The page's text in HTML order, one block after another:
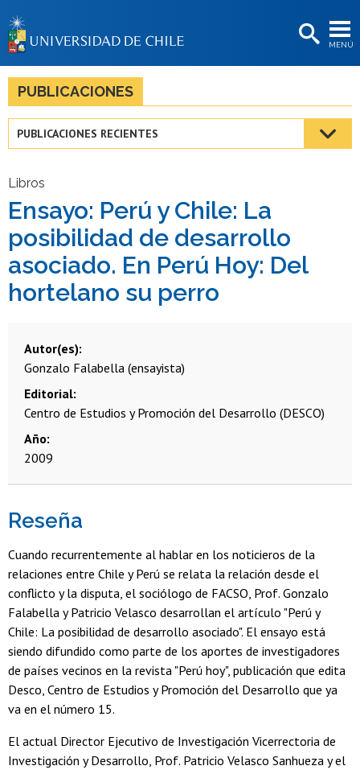
MENÚ
BIBLIOTECAS
LA UNIVERSIDAD
Estudiantes
Funcionarias/os
Egresadas/os
PUBLICACIONES
PUBLICACIONES RECIENTES
Libros
Ensayo: Perú y Chile: La
posibilidad de desarrollo
asociado. En Perú Hoy: Del
hortelano su perro
Autor(es)
Gonzalo Falabella (ensayista)
Editorial
Centro de Estudios y Promoción del Desarrollo (DESCO)
Año
2009
Reseña
Cuando recurrentemente al hablar en los noticieros de la
relaciones entre Chile y Perú se relata la relación desde el
conflicto y la disputa, el sociólogo de FACSO, Prof. Gonzalo
Falabella y Patricio Velasco desarrollan el artículo "Perú y
Chile: La posibilidad de desarrollo asociado". El ensayo está
siendo difundido como parte de los aportes de investigadores
de países vecinos en la revista "Perú hoy", publicación que edita
Desco, Centro de Estudios y Promoción del Desarrollo que ya
va en el número 15.
El actual Director Ejecutivo de Investigación Vicerrectoria de
Investigación y Desarrollo, Prof. Patricio Velasco Sanhueza y el